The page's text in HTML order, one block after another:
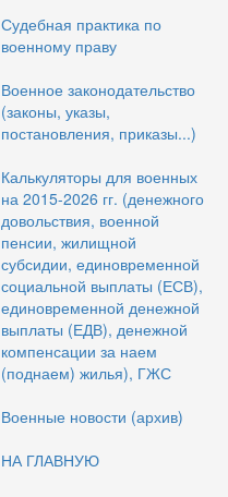
Судебная практика по
военному праву
Военное законодательство
(законы, указы,
постановления, приказы...)
Калькуляторы для военных
на 2015-2026 гг. (денежного
довольствия, военной
пенсии, жилищной
субсидии, единовременной
социальной выплаты (ЕСВ),
единовременной денежной
выплаты (ЕДВ), денежной
компенсации за наем
(поднаем) жилья), ГЖС
Военные новости (архив)
НА ГЛАВНУЮ